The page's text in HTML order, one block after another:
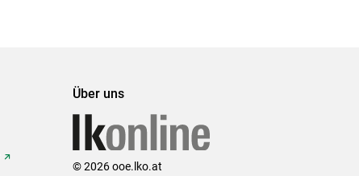
Über uns
© 2026 ooe.lko.at